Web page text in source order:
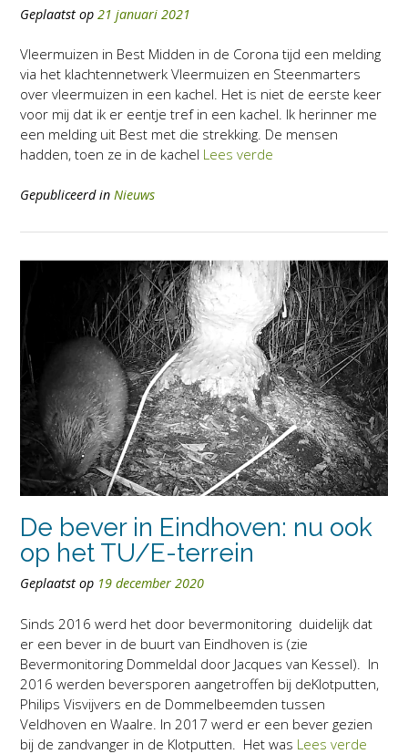
Geplaatst op 21 januari 2021
Vleermuizen in Best Midden in de Corona tijd een melding
via het klachtennetwerk Vleermuizen en Steenmarters
over vleermuizen in een kachel. Het is niet de eerste keer
voor mij dat ik er eentje tref in een kachel. Ik herinner me
een melding uit Best met die strekking. De mensen
hadden, toen ze in de kachel Lees verde
Gepubliceerd in Nieuws
De bever in Eindhoven: nu ook
op het TU/E-terrein
Geplaatst op 19 december 2020
Sinds 2016 werd het door bevermonitoring duidelijk dat
er een bever in de buurt van Eindhoven is (zie
Bevermonitoring Dommeldal door Jacques van Kessel). In
2016 werden beversporen aangetroffen bij deKlotputten,
Philips Visvijvers en de Dommelbeemden tussen
Veldhoven en Waalre. In 2017 werd er een bever gezien
bij de zandvanger in de Klotputten. Het was Lees verde